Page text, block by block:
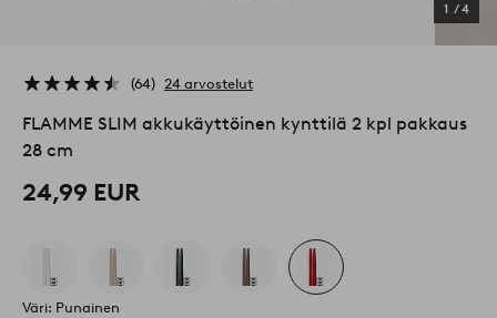
1 /4
64 24 arvostelut
FLAMME SLIM akkukäyttöinen kynttilä 2 kpl pakkaus
28 cm
24,99 EUR
Väri: Punainen